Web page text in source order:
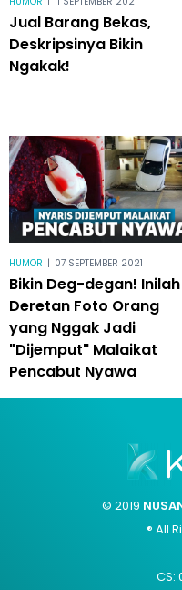
Jual Barang Bekas,
Deskripsinya Bikin
Ngakak!
HUMOR | 07 SEPTEMBER 2021
Bikin Deg-degan! Inilah
Deretan Foto Orang
yang Nggak Jadi
"Dijemput" Malaikat
Pencabut Nyawa
© 2019
® All
CS: